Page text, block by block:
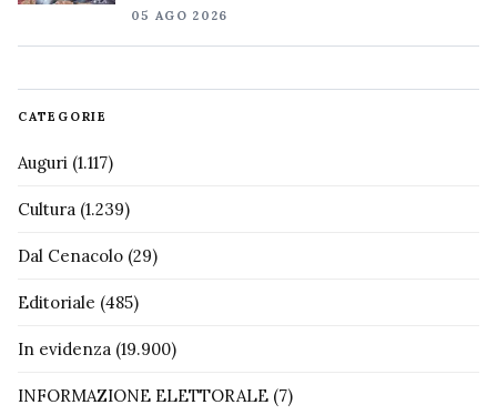
05 AGO 2026
CATEGORIE
Auguri (1.117)
Cultura (1.239)
Dal Cenacolo (29)
Editoriale (485)
In evidenza (19.900)
INFORMAZIONE ELETTORALE (7)